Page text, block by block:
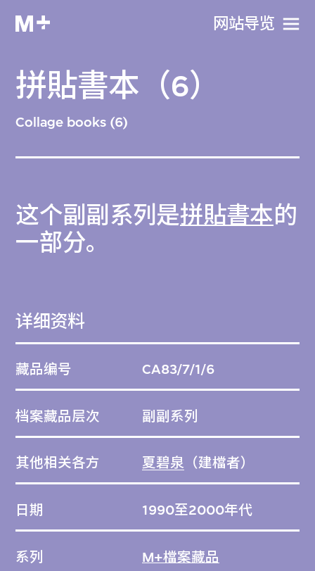
网站导览
拼貼書本（6）
Collage books (6)
这个副副系列是拼貼書本的
一部分。
详细资料
藏品编号 CA83/7/1/6
档案藏品层次 副副系列
其他相关各方 夏碧泉 （建檔者）
日期 1990至2000年代
系列 M+檔案藏品